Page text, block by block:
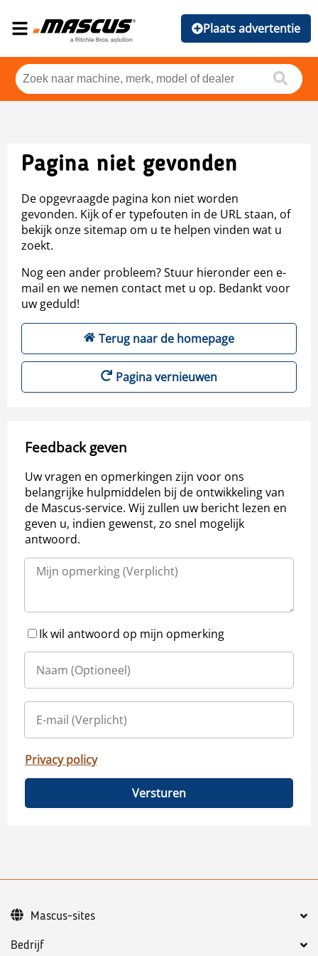
Plaats advertentie
Pagina niet gevonden
De opgevraagde pagina kon niet worden
gevonden. Kijk of er typefouten in de URL staan, of
bekijk onze sitemap om u te helpen vinden wat u
zoekt.
Nog een ander probleem? Stuur hieronder een e-
mail en we nemen contact met u op. Bedankt voor
uw geduld!
Terug naar de homepage
Pagina vernieuwen
Feedback geven
Uw vragen en opmerkingen zijn voor ons
belangrijke hulpmiddelen bij de ontwikkeling van
de Mascus-service. Wij zullen uw bericht lezen en
geven u, indien gewenst, zo snel mogelijk
antwoord.
Ik wil antwoord op mijn opmerking
Privacy policy
Versturen
Bedrijf
Mascus-sites